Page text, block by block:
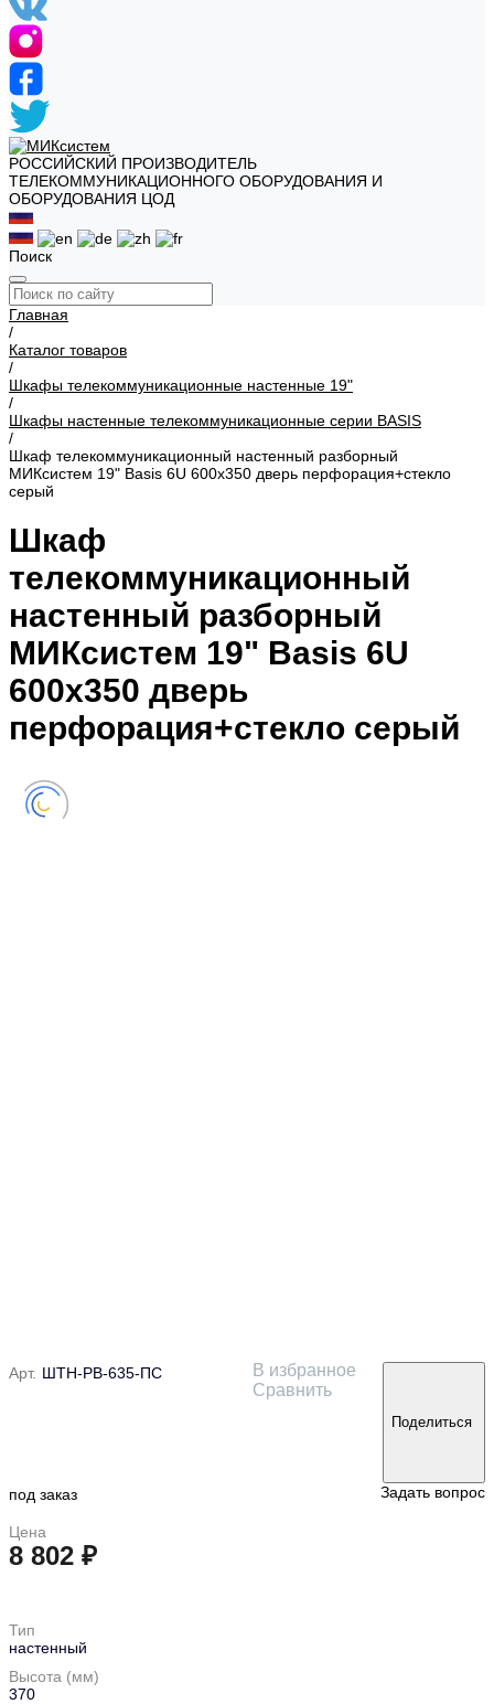
РОССИЙСКИЙ ПРОИЗВОДИТЕЛЬ
ТЕЛЕКОММУНИКАЦИОННОГО ОБОРУДОВАНИЯ И
ОБОРУДОВАНИЯ ЦОД
Поиск
Главная
/
Каталог товаров
/
Шкафы телекоммуникационные настенные 19"
/
Шкафы настенные телекоммуникационные серии BASIS
/
Шкаф телекоммуникационный настенный разборный
МИКсистем 19" Basis 6U 600x350 дверь перфорация+стекло
серый
Шкаф
телекоммуникационный
настенный разборный
МИКсистем 19" Basis 6U
600x350 дверь
перфорация+стекло серый
Арт. ШТН-РВ-635-ПС
В избранное
Сравнить
Поделиться
под заказ Задать вопрос
Цена
8 802 ₽
Тип
настенный
Высота (мм)
370